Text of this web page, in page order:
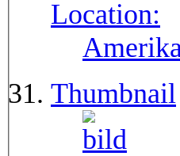
Location:
Thumbnail